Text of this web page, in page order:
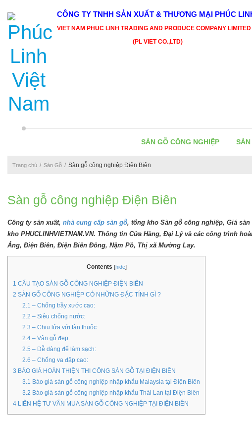
CÔNG TY TNHH SẢN XUẤT & THƯƠNG MẠI PHÚC
VIET NAM PHUC LINH TRADING AND PRODUCE COMPANY LIMITED
(PL VIET CO.,LTD)
SÀN GỖ CÔNG NGHIỆP
Trang chủ Sàn Gỗ Sàn gỗ công nghiệp Điện Biên
Sàn gỗ công nghiệp Điện Biên
Công ty sản xuất, nhà cung cấp sàn gỗ, tổng kho Sàn gỗ công nghiệp, Giá
kho PHUCLINHVIETNAM.VN. Thông tin Cửa Hàng, Đại Lý và các công trình
Ảng, Điện Biên, Điện Biên Đông, Nậm Pồ, Thị xã Mường Lay.
Contents [hide]
1 CẤU TẠO SÀN GỖ CÔNG NGHIỆP ĐIỆN BIÊN
2 SÀN GỖ CÔNG NGHIỆP CÓ NHỮNG ĐẶC TÍNH GÌ ?
2.1 – Chống trầy xước cao:
2.2 – Siêu chống nước:
2.3 – Chịu lửa với tàn thuốc:
2.4– Vân gỗ đẹp:
2.5 – Dễ dàng để làm sạch:
2.6 – Chống va đập cao:
3 BÁO GIÁ HOÀN THIỆN THI CÔNG SÀN GỖ TẠI ĐIỆN BIÊN
3.1 Báo giá sàn gỗ công nghiệp nhập khẩu Malaysia tại Điện Biên
3.2 Báo giá sàn gỗ công nghiệp nhập khẩu Thái Lan tại Điện Biên
4 LIÊN HỆ TƯ VẤN MUA SÀN GỖ CÔNG NGHIỆP TẠI ĐIỆN BIÊN